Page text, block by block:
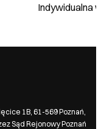
Indywidualna
1B, 61-569 Poznań,
Sąd Rejonowy Poznań